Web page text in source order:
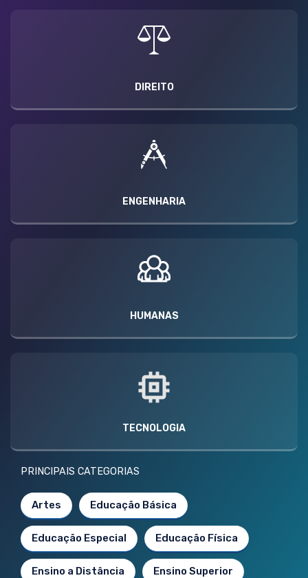
DIREITO
ENGENHARIA
HUMANAS
TECNOLOGIA
PRINCIPAIS CATEGORIAS
Artes Educação Básica
Educação Especial Educação Física
Ensino a Distância Ensino Superior